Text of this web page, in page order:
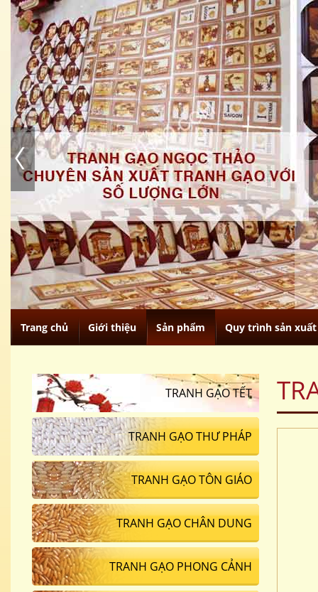
Trang chủ Giới thiệu Sản phẩm Quy trình sản xuất
TRANH GẠO TẾT
TRANH GẠO THƯ PHÁP
TRANH GẠO TÔN GIÁO
TRANH GẠO CHÂN DUNG
TRANH GẠO PHONG CẢNH